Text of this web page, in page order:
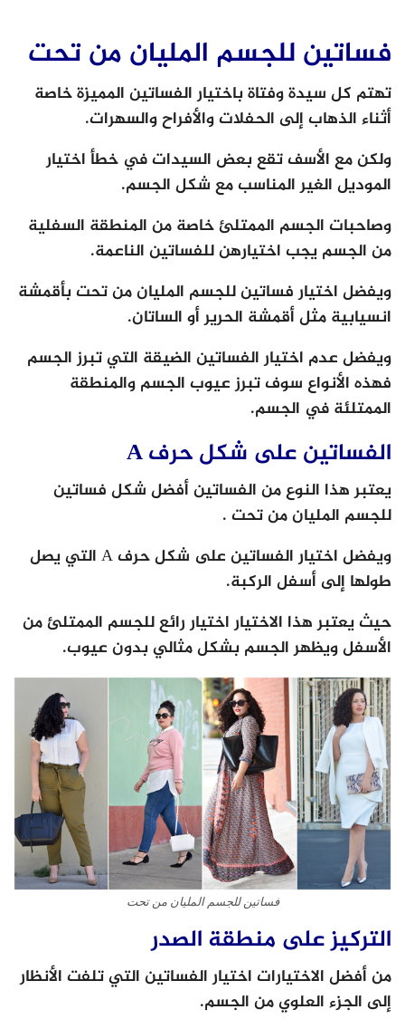
فساتين للجسم المليان من تحت
تهتم كل سيدة وفتاة باختيار الفساتين المميزة خاصة
أثناء الذهاب إلى الحفلات والأفراح والسهرات.
ولكن مع الأسف تقع بعض السيدات في خطأ اختيار
الموديل الغير المناسب مع شكل الجسم.
وصاحبات الجسم الممتلئ خاصة من المنطقة السفلية
من الجسم يجب اختيارهن للفساتين الناعمة.
ويفضل اختيار فساتين للجسم المليان من تحت بأقمشة
انسيابية مثل أقمشة الحرير أو الساتان.
ويفضل عدم اختيار الفساتين الضيقة التي تبرز الجسم
فهذه الأنواع سوف تبرز عيوب الجسم والمنطقة
الممتلئة في الجسم.
الفساتين على شكل حرفA
يعتبر هذا النوع من الفساتين أفضل شكل فساتين
للجسم المليان من تحت .
ويفضل اختيار الفساتين على شكل حرف A التي يصل
طولها إلى أسفل الركبة.
حيث يعتبر هذا الاختيار اختيار رائع للجسم الممتلئ من
الأسفل ويظهر الجسم بشكل مثالي بدون عيوب.
فساتين للجسم المليان من تحت
التركيز على منطقة الصدر
من أفضل الاختيارات اختيار الفساتين التي تلفت الأنظار
إلى الجزء العلوي من الجسم.